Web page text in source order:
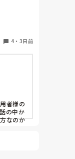
4 ・ 3日前
者様の
の中か
なのか